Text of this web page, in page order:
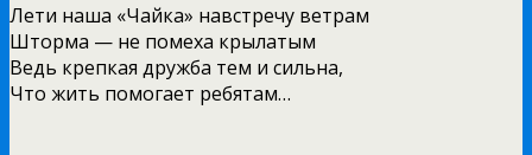
Лети наша «Чайка» навстречу ветрам
Шторма — не помеха крылатым
Ведь крепкая дружба тем и сильна,
Что жить помогает ребятам…